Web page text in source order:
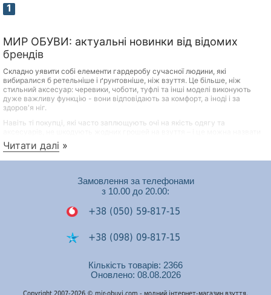
1
МИР ОБУВИ: актуальні новинки від відомих
брендів
Складно уявити собі елементи гардеробу сучасної людини, які
вибиралися б ретельніше і ґрунтовніше, ніж взуття. Це більше, ніж
стильний аксесуар: черевики, чоботи, туфлі та інші моделі виконують
дуже важливу функцію - вони відповідають за комфорт, а іноді і за
здоров'я ніг.
Навіть ті покупці, які часто заплющують очі на якість одягу та
практичним та продуманим підходом. Переваги якісного взуття відомі
всім:
Довговічність
правильному догляді
Сприятливий вплив на самопочуття, настрій та стан
Якісні та красиві туфлі, черевики та інші моделі зовсім не обов'язково
мають коштувати дорого! Переконатись у цьому можна, переглянувши
каталог нашого інтернет-магазину. У ньому представлені моделі не
Читати далі »
Замовлення за телефонами
з 10.00 до 20.00:
+38 (050) 59-817-15
+38 (098) 09-817-15
+38 (050) 53-448-74
Подзвонити на Viber
Кількість товарів: 2366
Оновлено: 08.08.2026